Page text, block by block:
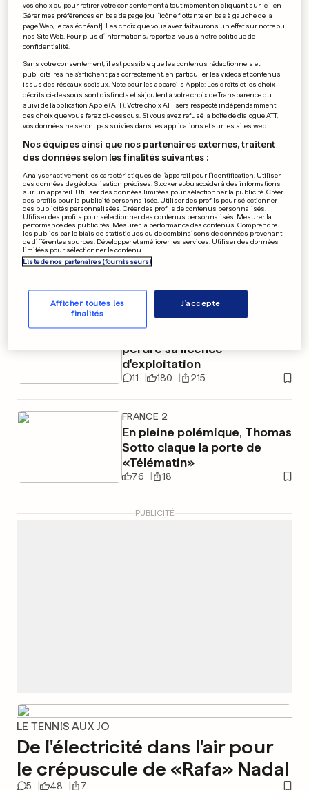
EN VIDÉO
LES JO QU'ON AIME
Elle rencontre son idole au
village olympique et fond en
larmes
AU LUXEMBOURG
La banque Havilland pourrait
perdre sa licence
d'exploitation
11 180 215
FRANCE 2
En pleine polémique, Thomas
Sotto claque la porte de
«Télématin»
76 18
PUBLICITÉ
LE TENNIS AUX JO
De l'électricité dans l'air pour
le crépuscule de «Rafa» Nadal
5 48 7
vos choix ou pour retirer votre consentement à tout moment en cliquant sur le lien
Gérer mes préférences en bas de page [ou l'icône flottante en bas à gauche de la
page Web, le cas échéant]. Les choix que vous avez fait aurons un effet sur notre ou
nos Site Web. Pour plus d’informations, reportez-vous à notre politique de
confidentialité.
Sans votre consentement, il est possible que les contenus rédactionnels et
publicitaires ne s'affichent pas correctement, en particulier les vidéos et contenus
issus des réseaux sociaux. Note pour les appareils Apple: Les droits et les choix
décrits ci-dessous sont distincts et s'ajoutent à votre choix de Transparence du
suivi de l'application Apple (ATT). Votre choix ATT sera respecté indépendamment
des choix que vous ferez ci-dessous. Si vous avez refusé la boîte de dialogue ATT,
vos données ne seront pas suivies dans les applications et sur les sites web.
Nos équipes ainsi que nos partenaires externes, traitent
des données selon les finalités suivantes :
Analyser activement les caractéristiques de l’appareil pour l’identification. Utiliser
des données de géolocalisation précises. Stocker et/ou accéder à des informations
sur un appareil. Utiliser des données limitées pour sélectionner la publicité. Créer
des profils pour la publicité personnalisée. Utiliser des profils pour sélectionner
des publicités personnalisées. Créer des profils de contenus personnalisés.
Utiliser des profils pour sélectionner des contenus personnalisés. Mesurer la
performance des publicités. Mesurer la performance des contenus. Comprendre
les publics par le biais de statistiques ou de combinaisons de données provenant
de différentes sources. Développer et améliorer les services. Utiliser des données
limitées pour sélectionner le contenu.
Liste de nos partenaires (fournisseurs)
Afficher toutes les
finalités
J'accepte